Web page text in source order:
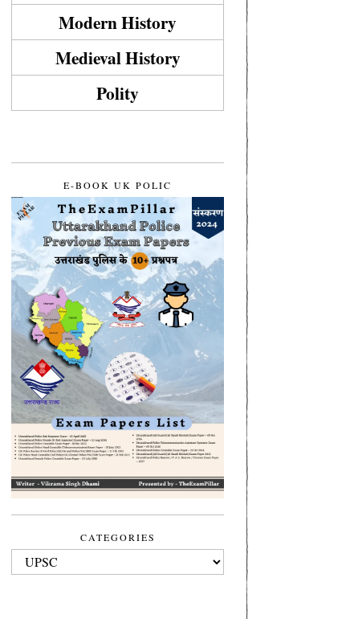
Modern History
Medieval History
Polity
E-BOOK UK POLIC
CATEGORIES
CATEGORIES